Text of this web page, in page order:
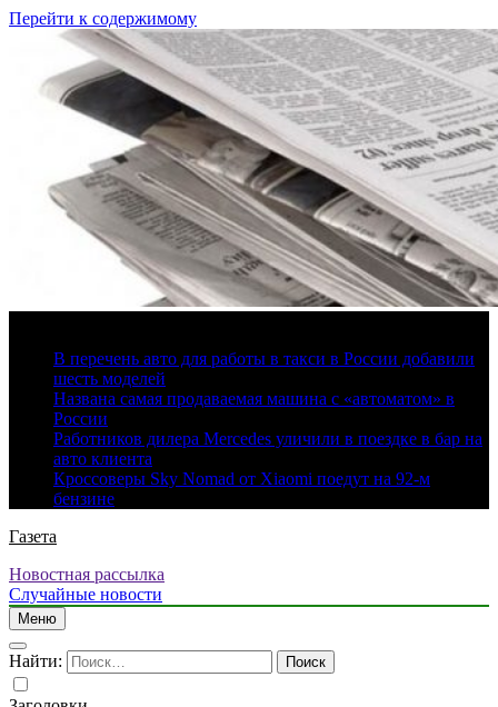
Перейти к содержимому
В перечень авто для работы в такси в России добавили
шесть моделей
Названа самая продаваемая машина с «автоматом» в
России
Работников дилера Mercedes уличили в поездке в бар на
авто клиента
Кроссоверы Sky Nomad от Xiaomi поедут на 92-м
бензине
Газета
Новостная рассылка
Случайные новости
Меню
Найти: